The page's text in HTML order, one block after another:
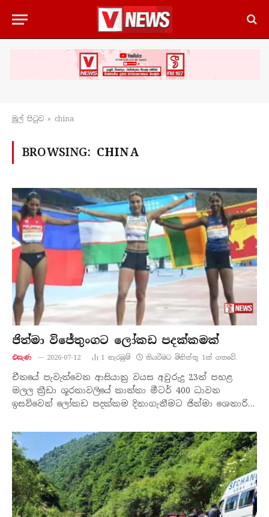
මුල් පිටු​ව » china
BROWSING: CHINA
ජිත්මා විජේතුංගට ලෝකඩ පදක්කමක්
එසැණ 2026-07-12 1 නැරඹු​ම් කියවීමට මිනිත්තු 1ක් ගතවේ.
චීනයේ පැවැත්වෙන ආසියානු වයස අවුරුදු 23න් පහළ
මලල ක්‍රීඩා ශූරතාවලියේ කාන්තා මීටර් 400 ධාවන
ඉසව්වෙන් ලෝකඩ පදක්කම දිනාගැනීමට ජිත්මා ශෙනාරි…